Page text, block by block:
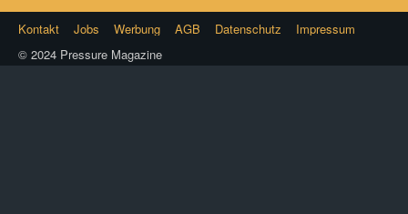
Kontakt Jobs Werbung AGB Datenschutz
Impressum
© 2024 Pressure Magazine